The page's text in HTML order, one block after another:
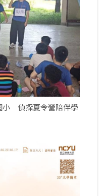
小 偵探夏令營陪伴學